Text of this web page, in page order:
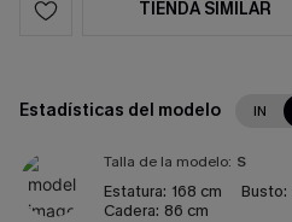
TIENDA SIMILAR
Estadísticas del modelo IN
Talla de la modelo: S
Estatura: 168 cm Busto:
Cadera: 86 cm